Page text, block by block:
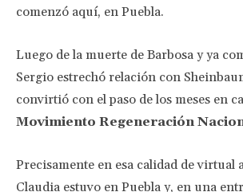
comenzó aquí, en Puebla.
Luego de la muerte de Barbosa y ya
Sergio estrechó relación con
convirtió con el paso de los meses en
Movimiento Regeneración
Precisamente en esa calidad de virtual
Claudia estuvo en Puebla y, en una